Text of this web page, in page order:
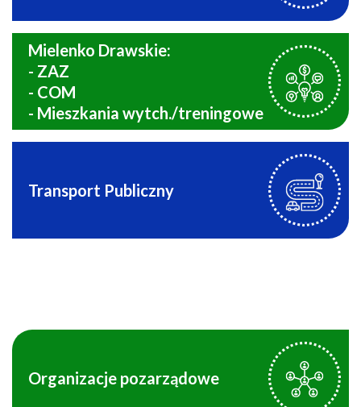
Mielenko Drawskie:
- ZAZ
- COM
- Mieszkania wytch./treningowe
Transport Publiczny
Organizacje pozarządowe